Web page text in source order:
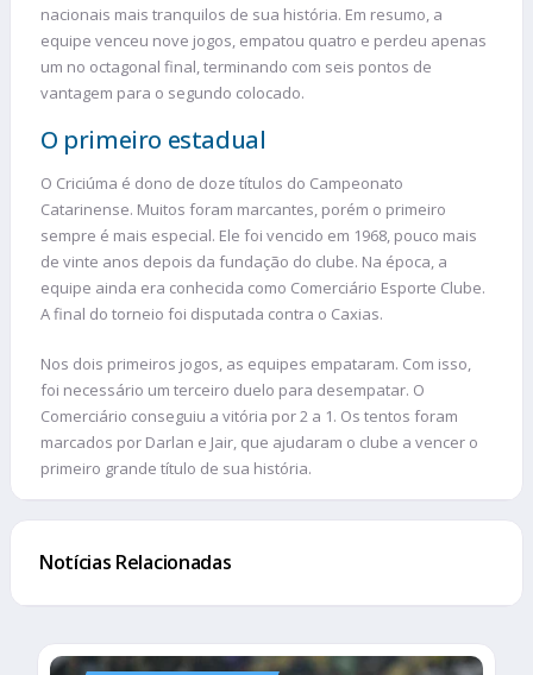
nacionais mais tranquilos de sua história. Em resumo, a
equipe venceu nove jogos, empatou quatro e perdeu apenas
um no octagonal final, terminando com seis pontos de
vantagem para o segundo colocado.
O primeiro estadual
O Criciúma é dono de doze títulos do Campeonato
Catarinense. Muitos foram marcantes, porém o primeiro
sempre é mais especial. Ele foi vencido em 1968, pouco mais
de vinte anos depois da fundação do clube. Na época, a
equipe ainda era conhecida como Comerciário Esporte Clube.
A final do torneio foi disputada contra o Caxias.
Nos dois primeiros jogos, as equipes empataram. Com isso,
foi necessário um terceiro duelo para desempatar. O
Comerciário conseguiu a vitória por 2 a 1. Os tentos foram
marcados por Darlan e Jair, que ajudaram o clube a vencer o
primeiro grande título de sua história.
Notícias Relacionadas